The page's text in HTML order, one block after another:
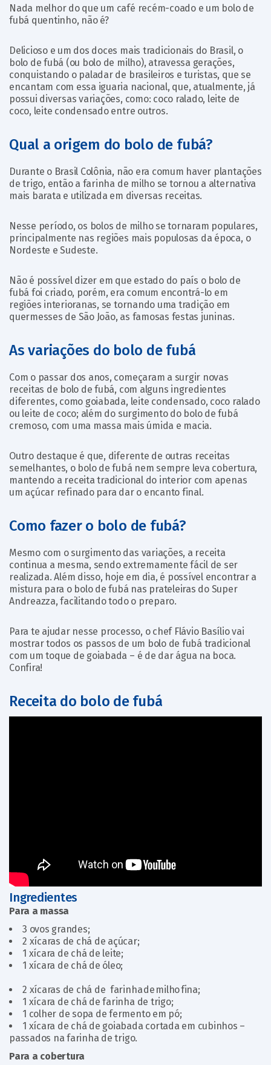
Nada melhor do que um café recém-coado e um bolo de
fubá quentinho, não é?
Delicioso e um dos doces mais tradicionais do Brasil, o
bolo de fubá (ou bolo de milho), atravessa gerações,
conquistando o paladar de brasileiros e turistas, que se
encantam com essa iguaria nacional, que, atualmente, já
possui diversas variações, como: coco ralado, leite de
coco, leite condensado entre outros.
Qual a origem do bolo de fubá?
Durante o Brasil Colônia, não era comum haver plantações
de trigo, então a farinha de milho se tornou a alternativa
mais barata e utilizada em diversas receitas.
Nesse período, os bolos de milho se tornaram populares,
principalmente nas regiões mais populosas da época, o
Nordeste e Sudeste.
Não é possível dizer em que estado do país o bolo de
fubá foi criado, porém, era comum encontrá-lo em
regiões interioranas, se tornando uma tradição em
quermesses de São João, as famosas festas juninas.
As variações do bolo de fubá
Com o passar dos anos, começaram a surgir novas
receitas de bolo de fubá, com alguns ingredientes
diferentes, como goiabada, leite condensado, coco ralado
ou leite de coco; além do surgimento do bolo de fubá
cremoso, com uma massa mais úmida e macia.
Outro destaque é que, diferente de outras receitas
semelhantes, o bolo de fubá nem sempre leva cobertura,
mantendo a receita tradicional do interior com apenas
um açúcar refinado para dar o encanto final.
Como fazer o bolo de fubá?
Mesmo com o surgimento das variações, a receita
continua a mesma, sendo extremamente fácil de ser
realizada. Além disso, hoje em dia, é possível encontrar a
mistura para o bolo de fubá nas prateleiras do Super
Andreazza, facilitando todo o preparo.
Para te ajudar nesse processo, o chef Flávio Basílio vai
mostrar todos os passos de um bolo de fubá tradicional
com um toque de goiabada – é de dar água na boca.
Confira!
Receita do bolo de fubá
Ingredientes
Para a massa
3 ovos grandes;
2 xícaras de chá de açúcar;
1 xícara de chá de leite;
1 xícara de chá de óleo;
2 xícaras de chá de farinha de milho fina;
1 xícara de chá de farinha de trigo;
1 colher de sopa de fermento em pó;
1 xícara de chá de goiabada cortada em cubinhos –
passados na farinha de trigo.
Para a cobertura